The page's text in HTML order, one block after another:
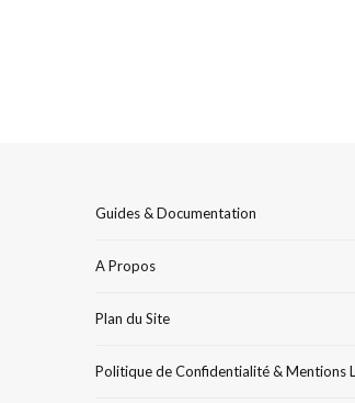
Guides & Documentation
A Propos
Plan du Site
Politique de Confidentialité & Mentions